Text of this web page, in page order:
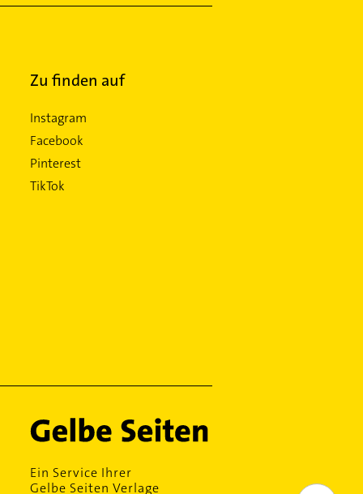
Zu finden auf
Instagram
Facebook
Pinterest
TikTok
Ein Service Ihrer
Gelbe Seiten Verlage